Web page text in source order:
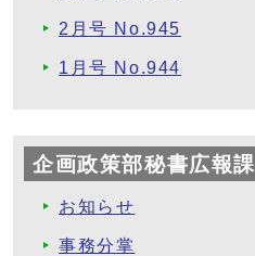
2月号 No.945
1月号 No.944
企画政策部秘書広報課
お知らせ
事務分掌